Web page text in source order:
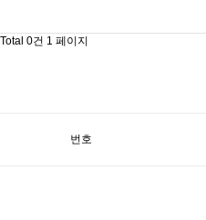
Total 0건 1 페이지
번호